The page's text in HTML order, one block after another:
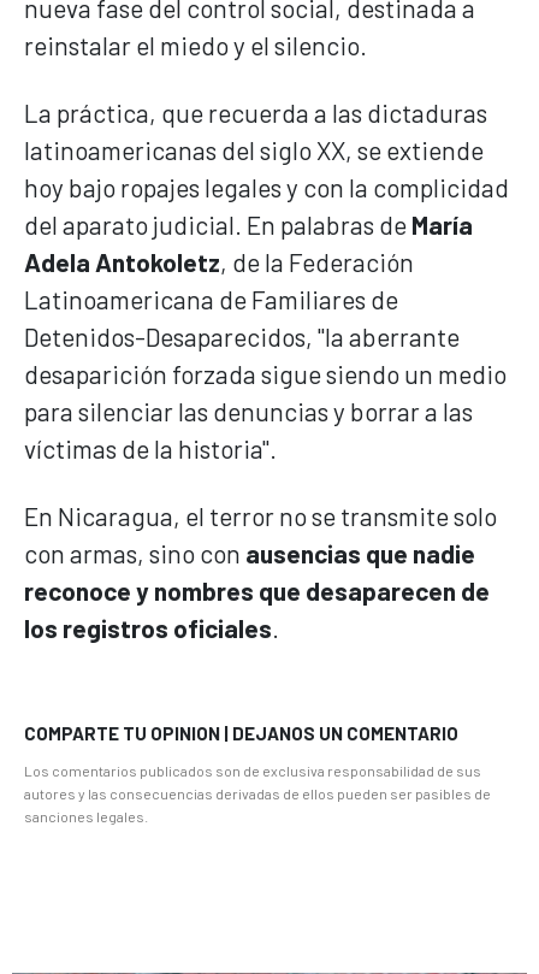
nueva fase del control social, destinada a
reinstalar el miedo y el silencio.
La práctica, que recuerda a las dictaduras
latinoamericanas del siglo XX, se extiende
hoy bajo ropajes legales y con la complicidad
del aparato judicial. En palabras de María
Adela Antokoletz, de la Federación
Latinoamericana de Familiares de
Detenidos-Desaparecidos, "la aberrante
desaparición forzada sigue siendo un medio
para silenciar las denuncias y borrar a las
víctimas de la historia".
En Nicaragua, el terror no se transmite solo
con armas, sino con ausencias que nadie
reconoce y nombres que desaparecen de
los registros oficiales
COMPARTE TU OPINION | DEJANOS UN COMENTARIO
Los comentarios publicados son de exclusiva responsabilidad de sus
autores y las consecuencias derivadas de ellos pueden ser pasibles de
sanciones legales.